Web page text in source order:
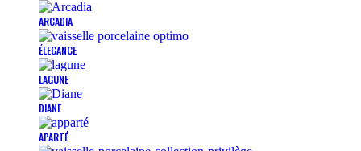
ARCADIA
ÉLEGANCE
LAGUNE
DIANE
APARTÉ